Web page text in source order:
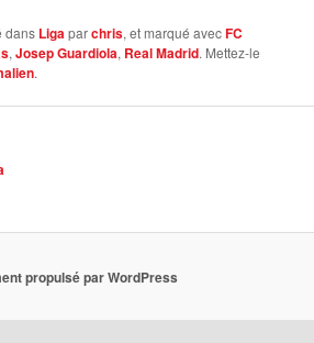
dans Liga parchris, et marqué avecFC
,Josep Guardiola, Real Madrid. Mettez-le
.
propulsé par WordPress